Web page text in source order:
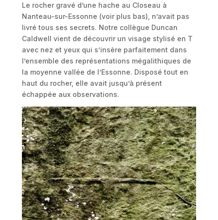
Le rocher gravé d’une hache au Closeau à
Nanteau-sur-Essonne (voir plus bas), n’avait pas
livré tous ses secrets. Notre collègue Duncan
Caldwell vient de découvrir un visage stylisé en T
avec nez et yeux qui s’insère parfaitement dans
l’ensemble des représentations mégalithiques de
la moyenne vallée de l’Essonne. Disposé tout en
haut du rocher, elle avait jusqu’à présent
échappée aux observations.